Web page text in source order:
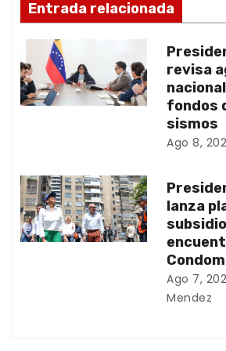
ó
n
d
e
n
t
r
Entrada relacionada
revisa
fondos
sismos
Ago 8,
lanza
Ago 7,
Mendez